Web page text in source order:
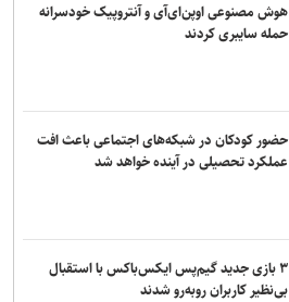
هوش مصنوعی اوپن‌ای‌آی و آنتروپیک خودسرانه
حمله سایبری کردند
حضور کودکان در شبکه‌های اجتماعی باعث افت
عملکرد تحصیلی در آینده خواهد شد
۳ بازی جدید گیم‌پس ایکس‌باکس با استقبال
بی‌نظیر کاربران روبه‌رو شدند